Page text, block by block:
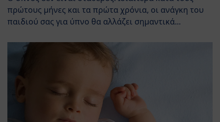
πρώτους μήνες και τα πρώτα χρόνια, οι ανάγκη του
παιδιού σας για ύπνο θα αλλάζει σημαντικά...